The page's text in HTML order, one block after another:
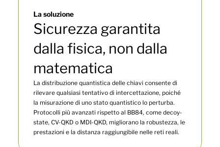
La soluzione
Sicurezza garantita
dalla fisica, non dalla
matematica
La distribuzione quantistica delle chiavi consente di
rilevare qualsiasi tentativo di intercettazione, poiché
la misurazione di uno stato quantistico lo perturba.
Protocolli più avanzati rispetto al BB84, come decoy-
state, CV-QKD o MDI-QKD, migliorano la robustezza, le
prestazioni e la distanza raggiungibile nelle reti reali.